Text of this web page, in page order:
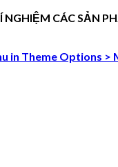
NGHIỆM CÁC SẢN
in Theme Options >